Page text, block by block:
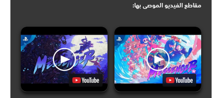
مقاطع الفيديو الموصى بها: